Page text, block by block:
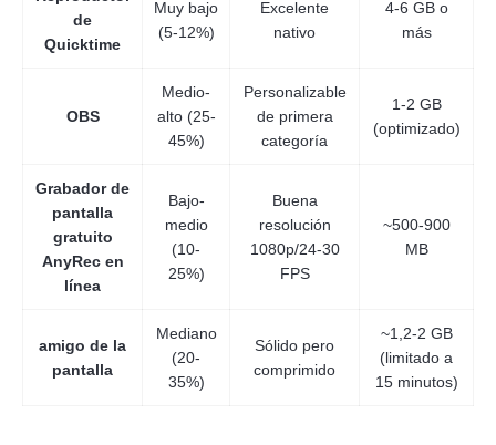
de
Quicktime
Muy bajo
(5-12%)
Excelente
nativo
4-6 GB o
más
OBS
Medio-
alto (25-
45%)
Personalizable
de primera
categoría
1-2 GB
(optimizado)
Grabador de
pantalla
gratuito
AnyRec en
línea
Bajo-
medio
(10-
25%)
Buena
resolución
1080p/24-30
FPS
~500-900
MB
amigo de la
pantalla
Mediano
(20-
35%)
Sólido pero
comprimido
~1,2-2 GB
(limitado a
15 minutos)